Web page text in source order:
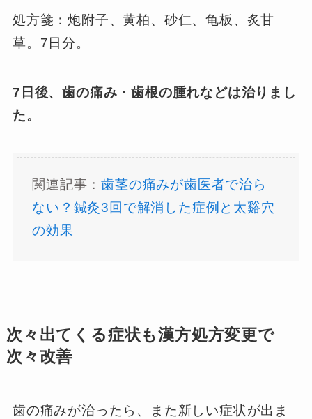
処方箋：炮附子、黄柏、砂仁、龟板、炙甘
草。7日分。
7日後、歯の痛み・歯根の腫れなどは治りまし
た。
関連記事：歯茎の痛みが歯医者で治ら
ない？鍼灸3回で解消した症例と太谿穴
の効果
次々出てくる症状も漢方処方変更で
次々改善
歯の痛みが治ったら、また新しい症状が出ま